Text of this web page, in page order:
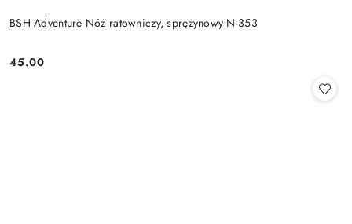
BSH Adventure Nóż ratowniczy, sprężynowy N-353
Cena:
45.00